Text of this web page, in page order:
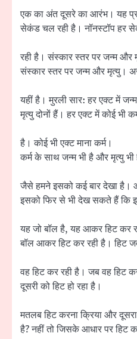
एक का अंत दूसरे का आरंभ। यह
सेकंड चल रही है। नॉनस्टॉप हर
रही है। संस्कार स्तर पर जन्म और
संस्कार स्तर पर जन्म और मृत्यु।
यहीं है। मुरली सार: हर एक्ट में
मृत्यु दोनों हैं। हर एक्ट में कोई भी
है। कोई भी एक्ट माना कर्म।
कर्म के साथ जन्म भी है और मृत्यु भी
जैसे हमने इसको कई बार देखा है।
इसको फिर से भी देख सकते हैं कि
यह जो बॉल है, यह आकर हिट कर
बॉल आकर हिट कर रही है। हिट
वह हिट कर रही है। जब वह हिट
दूसरी को हिट हो रहा है।
मतलब हिट करना क्रिया और
है? नहीं तो जिसके आधार पर हिट